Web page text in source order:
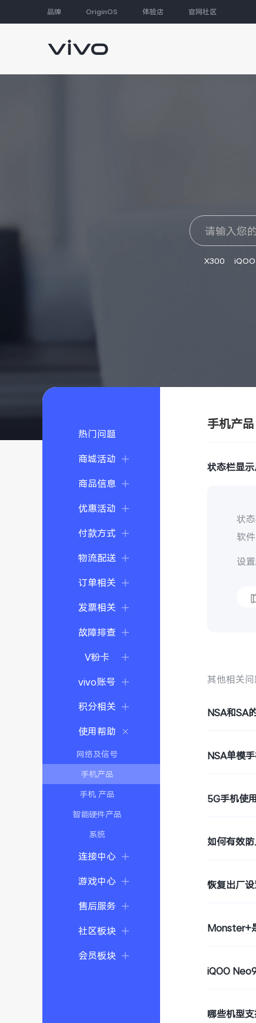
品牌 OriginOS 体验店 官网社区
X300 iQOO
热门问题
商城活动
商品信息
优惠活动
付款方式
物流配送
订单相关
发票相关
故障排查
V粉卡
vivo账号
积分相关
使用帮助
网络及信号
手机产品
手机 产品
智能硬件产品
系统
连接中心
游戏中心
售后服务
社区板块
会员板块
手机产品
状态栏显示
状
软
设
其他相关问
NSA和SA
NSA单模
5G手机使
如何有效
恢复出厂设
Monster+
iQOO
哪些机型